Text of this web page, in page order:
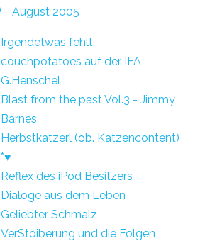
August 2005
Irgendetwas fehlt
couchpotatoes auf der IFA
G.Henschel
Blast from the past Vol.3 - Jimmy
Barnes
Herbstkatzerl (ob. Katzencontent)
*♥
Reflex des iPod Besitzers
Dialoge aus dem Leben
Geliebter Schmalz
VerStoiberung und die Folgen